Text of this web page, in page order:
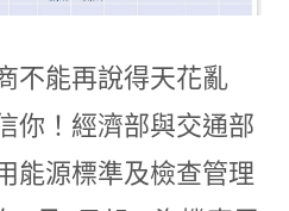
不能再說得天花亂
你！經濟部與交通部
能源標準及檢查管理